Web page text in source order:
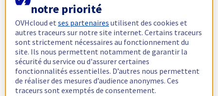
notre priorité
OVHcloud etses partenaires utilisent des cookies et
autres traceurs sur notre site internet. Certains traceurs
sont strictement nécessaires au fonctionnement du
site. Ils nous permettent notamment de garantir la
sécurité du service ou d'assurer certaines
fonctionnalités essentielles. D’autres nous permettent
de réaliser des mesures d’audience anonymes. Ces
traceurs sont exemptés de consentement.